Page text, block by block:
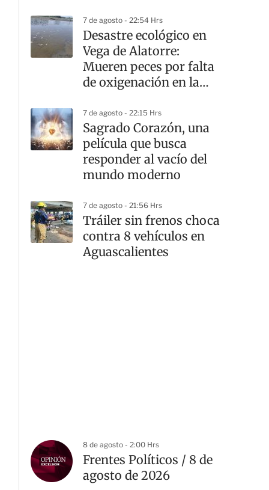
7 de agosto - 22:54 Hrs
Desastre ecológico en
Vega de Alatorre:
Mueren peces por falta
de oxigenación en la
7 de agosto - 22:15 Hrs
Sagrado Corazón, una
película que busca
responder al vacío del
mundo moderno
7 de agosto - 21:56 Hrs
Tráiler sin frenos choca
contra 8 vehículos en
Aguascalientes
8 de agosto - 2:00 Hrs
Frentes Políticos / 8 de
agosto de 2026